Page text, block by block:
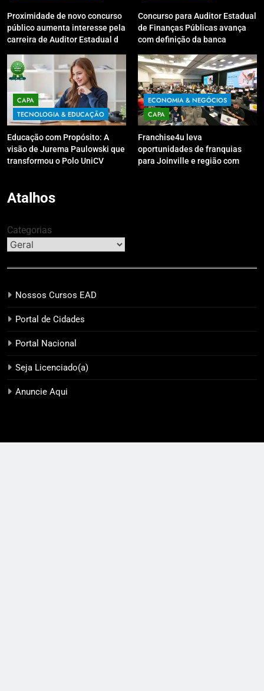
Proximidade de novo concurso
público aumenta interesse pela
carreira de Auditor Estadual de
Youtube irá sanar dúvidas
Concurso para Auditor Estadual
de Finanças Públicas avança
com definição da banca
CAPA
TECNOLOGIA & EDUCAÇÃO
Educação com Propósito: A
visão de Jurema Paulowski que
transformou o Polo UniCV
ECONOMIA & NEGÓCIOS
CAPA
Franchise4u leva
oportunidades de franquias
para Joinville e região com
Atalhos
Categorias
Nossos Cursos EAD
Portal de Cidades
Portal Nacional
Seja Licenciado(a)
Anuncie Aqui